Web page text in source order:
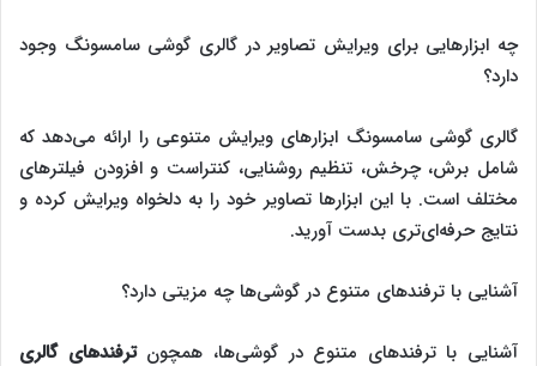
چه ابزارهایی برای ویرایش تصاویر در گالری گوشی سامسونگ وجود
دارد؟
گالری گوشی سامسونگ ابزارهای ویرایش متنوعی را ارائه می‌دهد که
شامل برش، چرخش، تنظیم روشنایی، کنتراست و افزودن فیلترهای
مختلف است. با این ابزارها تصاویر خود را به دلخواه ویرایش کرده و
نتایج حرفه‌ای‌تری بدست آورید.
آشنایی با ترفندهای متنوع در گوشی‌ها چه مزیتی دارد؟
آشنایی با ترفندهای متنوع در گوشی‌ها، همچونترفندهای گالری